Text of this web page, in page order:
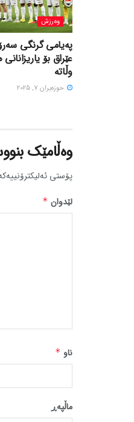
وەرزش
پەیامی گرنگی
عێراق بۆ
وڵاتە
حوزه‌یران 7, 2025
وەڵامێک
پۆستی
لێدوان *
ناو *
ماڵپه‌ڕ